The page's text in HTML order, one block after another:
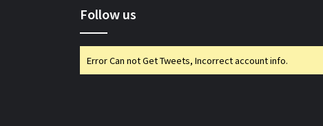
विद्यार्थियों ने लिया प्रवेश
Follow us
Error Can not Get Tweets, Incorrect account info.